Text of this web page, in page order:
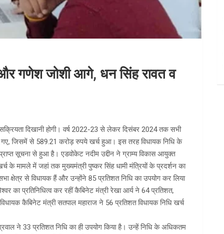
गणेश जोशी आगे, धन सिंह रावत व
दिखानी होगी। वर्ष 2022-23 से लेकर दिसंबर 2024 तक सभी
गए, जिसमें से 589.21 करोड़ रुपये खर्च हुआ। इस तरह विधायक निधि के
सूचना से हुआ है। एडवोकेट नदीम उद्दीन ने ग्राम्य विकास आयुक्त
के मामले में जहां तक मुख्यमंत्री पुष्कर सिंह धामी मंत्रियों के प्रदर्शन का
क्षेत्र से विधायक हैं और उन्होंने 85 प्रतिशत निधि का उपयोग कर लिया
का प्रतिनिधित्व कर रहीं कैबिनेट मंत्री रेखा आर्य ने 64 प्रतिशत,
कैबिनेट मंत्री सतपाल महाराज ने 56 प्रतिशत विधायक निधि खर्च
ने 33 प्रतिशत निधि का ही उपयोग किया है। उन्हें निधि के अधिकतम